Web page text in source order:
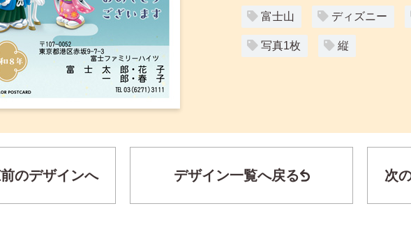
富士山 ディズニー
写真1枚 縦
キャラクター・ディズニー｜「ミッキー＆
前のデザインへ デザイン一覧へ戻る 次